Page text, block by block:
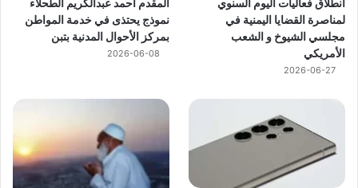
لمناصرة القضايا اليمنية في
مجلسي الشيوخ و الشعب
الأمريكي
2026-06-27
نموذج يحتذى في خدمة المواطن
بمركز الأحوال المدنية بتبن
2026-06-08